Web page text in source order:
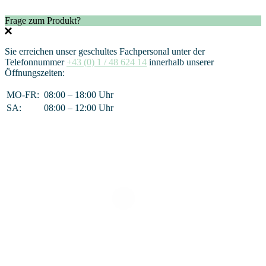
Frage zum Produkt?
Sie erreichen unser geschultes Fachpersonal unter der
Telefonnummer +43 (0) 1 / 48 624 14 innerhalb unserer
Öffnungszeiten:
MO-FR: 08:00 – 18:00 Uhr
SA:
08:00 – 12:00 Uhr